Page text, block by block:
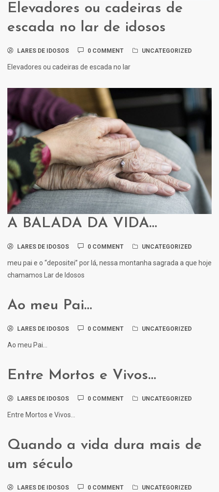
Elevadores ou cadeiras de
escada no lar de idosos
LARES DE IDOSOS 0 COMMENT UNCATEGORIZED
Elevadores ou cadeiras de escada no lar
A BALADA DA VIDA…
LARES DE IDOSOS 0 COMMENT UNCATEGORIZED
meu pai e o “depositei” por lá, nessa montanha sagrada a que hoje
chamamos Lar de Idosos
Ao meu Pai…
LARES DE IDOSOS 0 COMMENT UNCATEGORIZED
Ao meu Pai...
Entre Mortos e Vivos…
LARES DE IDOSOS 0 COMMENT UNCATEGORIZED
Entre Mortos e Vivos...
Quando a vida dura mais de
um século
LARES DE IDOSOS 0 COMMENT UNCATEGORIZED